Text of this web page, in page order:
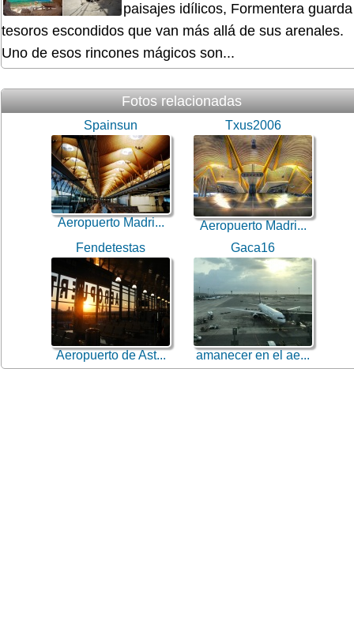
paisajes idílicos, Formentera guarda
tesoros escondidos que van más allá de sus arenales.
Uno de esos rincones mágicos son...
Fotos relacionadas
Spainsun
Aeropuerto Madri...
Txus2006
Aeropuerto Madri...
Fendetestas
Aeropuerto de Ast...
Gaca16
amanecer en el ae...